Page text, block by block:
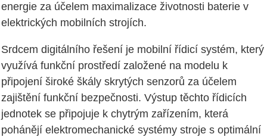
energie za účelem maximalizace životnosti baterie v
elektrických mobilních strojích.
Srdcem digitálního řešení je mobilní řídicí systém, který
využívá funkční prostředí založené na modelu k
připojení široké škály skrytých senzorů za účelem
zajištění funkční bezpečnosti. Výstup těchto řídicích
jednotek se připojuje k chytrým zařízením, která
pohánějí elektromechanické systémy stroje s optimální